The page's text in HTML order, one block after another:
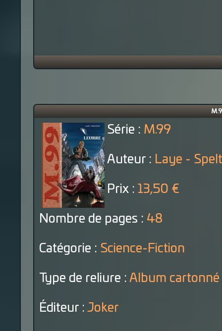
Série : M.99
Auteur : Laye -
Prix : 13,50 €
Nombre de pages : 48
Catégorie : Science-Fiction
Type de reliure : Album cartonné
Éditeur : Joker